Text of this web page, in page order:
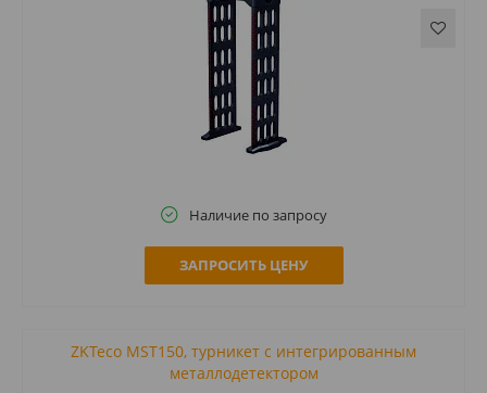
Наличие по запросу
ЗАПРОСИТЬ ЦЕНУ
ZKTeco MST150, турникет с интегрированным
металлодетектором